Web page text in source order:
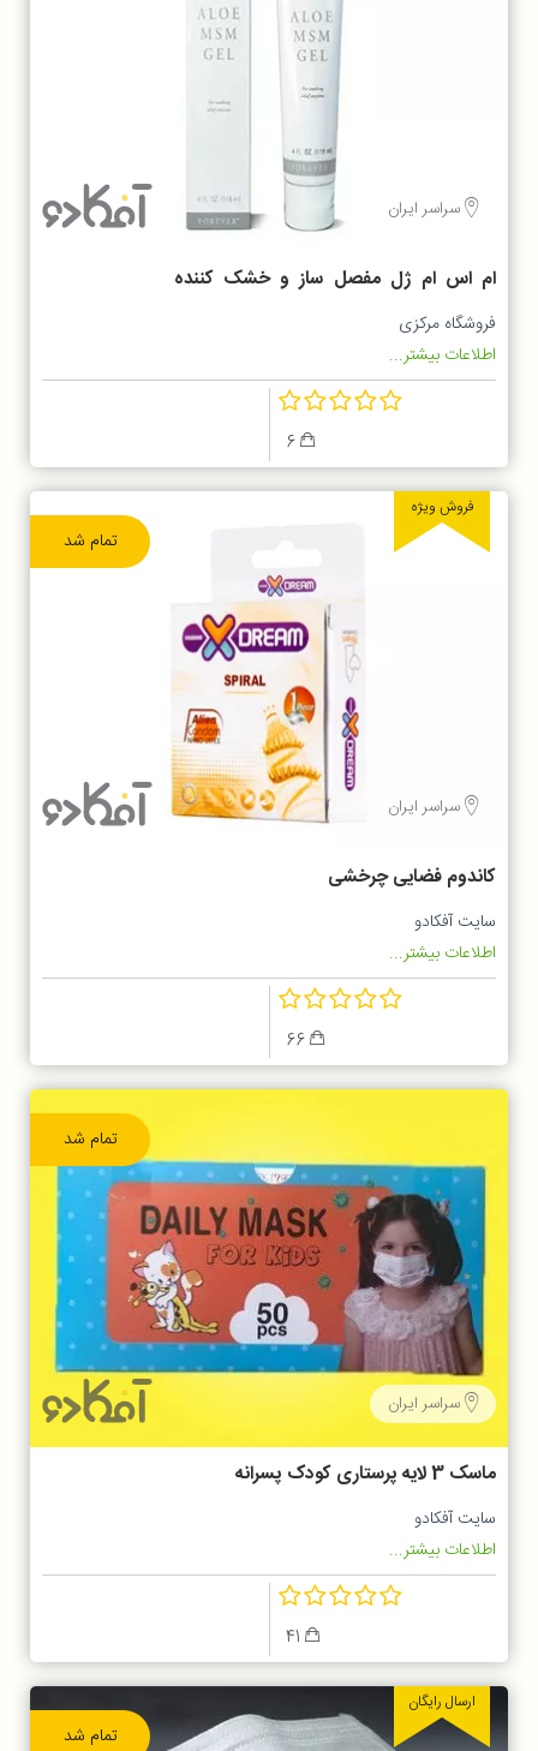
سراسر ایران
ام اس ام ژل مفصل ساز و خشک کننده
جوشAloe MSM Gel
فروشگاه مرکزی
اطلاعات بیشتر...
6
تمام شد
فروش ویژه
سراسر ایران
کاندوم فضایی چرخشی
سایت آفکادو
اطلاعات بیشتر...
66
تمام شد
سراسر ایران
ماسک 3 لایه پرستاری کودک پسرانه
سایت آفکادو
اطلاعات بیشتر...
41
تمام شد
ارسال رایگان